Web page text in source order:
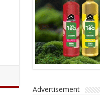
Advertisement